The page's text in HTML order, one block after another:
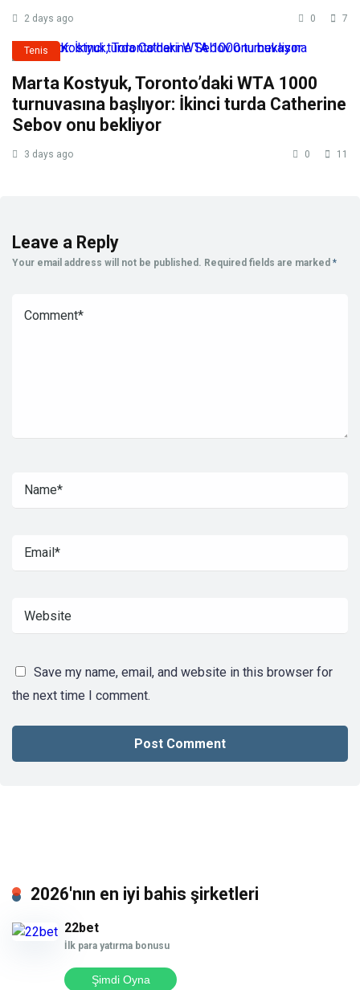
2 days ago 0 7
Tenis
Marta Kostyuk, Toronto’daki WTA 1000
turnuvasına başlıyor: İkinci turda Catherine
Sebov onu bekliyor
3 days ago 0 11
Leave a Reply
Your email address will not be published. Required fields are marked *
Save my name, email, and website in this browser for
the next time I comment.
2026'nın en iyi bahis şirketleri
22bet
İlk para yatırma bonusu
Şimdi Oyna